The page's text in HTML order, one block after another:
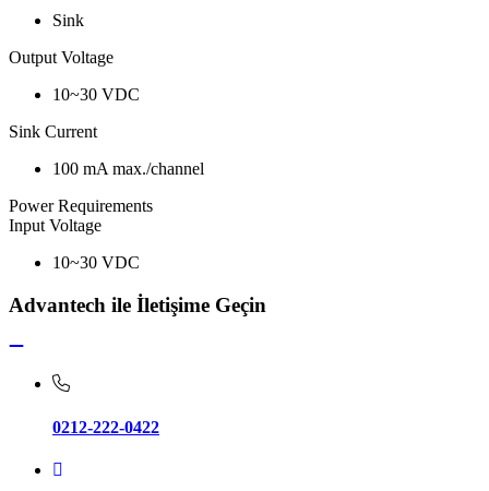
Sink
Output Voltage
10~30 VDC
Sink Current
100 mA max./channel
Power Requirements
Input Voltage
10~30 VDC
Advantech ile İletişime Geçin
0212-222-0422